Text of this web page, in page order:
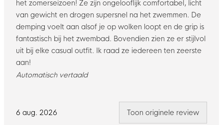
6 aug. 2026
het zomerseizoen! Ze zijn ongelooflijk comfortabel, licht
van gewicht en drogen supersnel na het zwemmen. De
demping voelt aan alsof je op wolken loopt en de grip is
fantastisch bij het zwembad. Bovendien zien ze er stijlvol
uit bij elke casual outfit. Ik raad ze iedereen ten zeerste
aan!
Automatisch vertaald
Toon originele review